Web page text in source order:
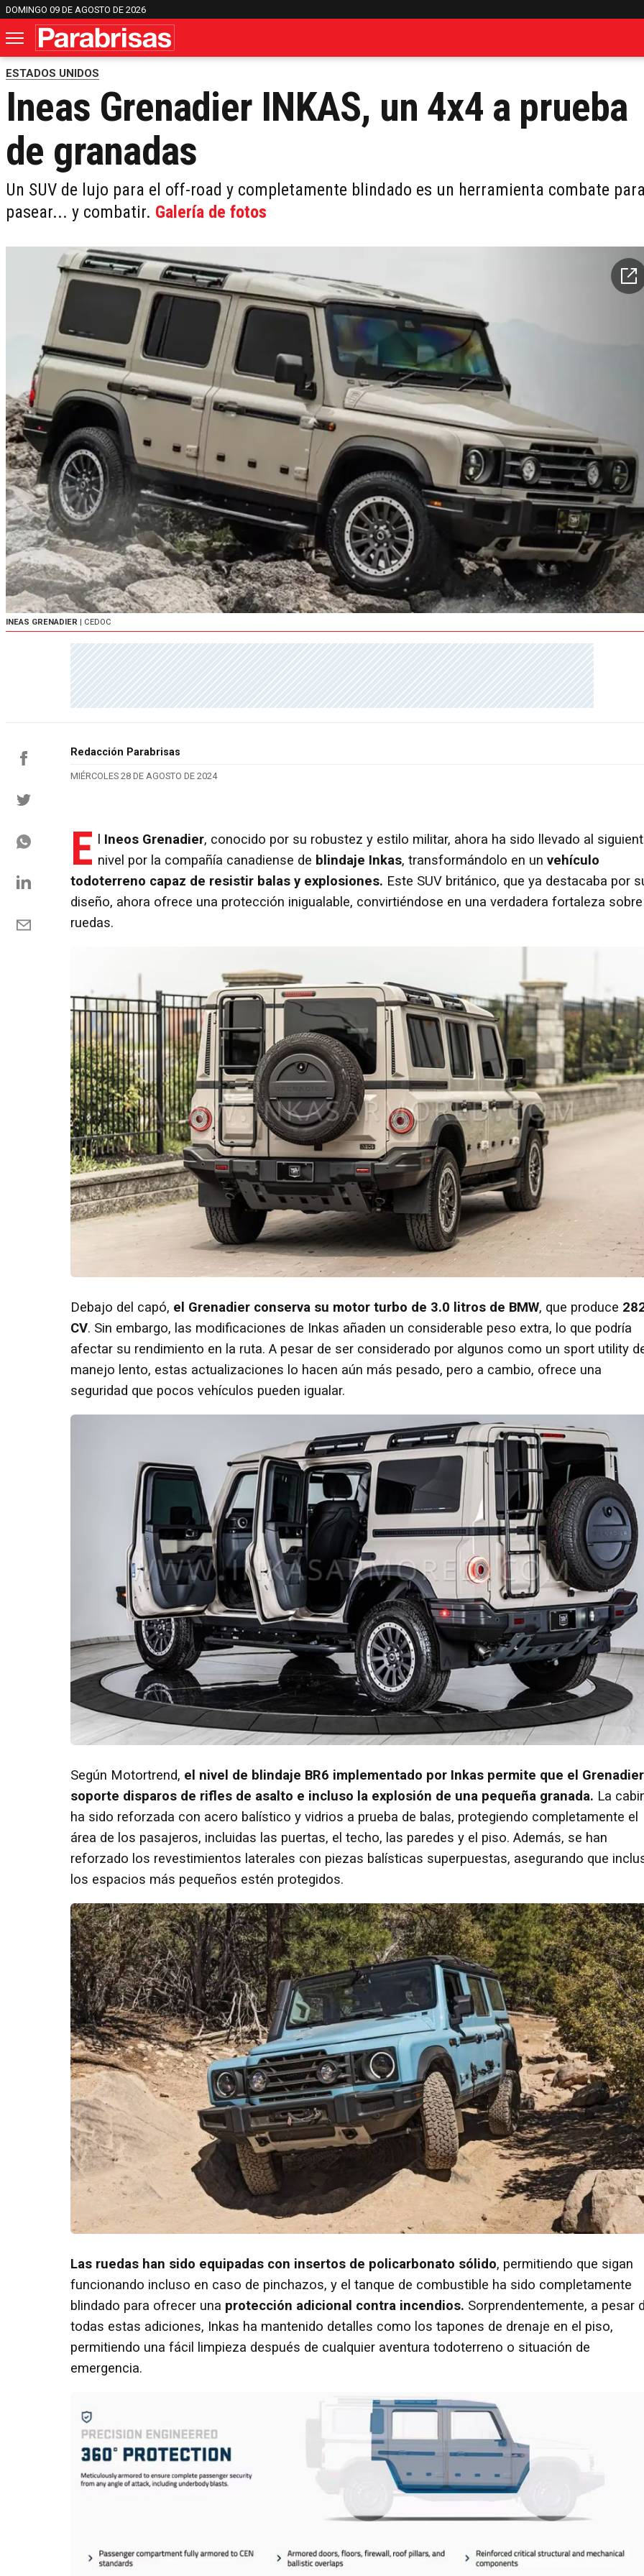
DOMINGO 09 DE AGOSTO DE 2026
ESTADOS UNIDOS
Ineas Grenadier INKAS, un 4x4 a prueba
de granadas
Un SUV de lujo para el off-road y completamente blindado es un herramienta combate
pasear... y combatir. Galería de fotos
INEAS GRENADIER | CEDOC
Redacción Parabrisas
MIÉRCOLES 28 DE AGOSTO DE 2024
E l Ineos Grenadier, conocido por su robustez y estilo militar, ahora ha sido llevado al
nivel por la compañía canadiense de blindaje Inkas, transformándolo en un vehículo
todoterreno capaz de resistir balas y explosiones. Este SUV británico, que ya destacaba por
diseño, ahora ofrece una protección inigualable, convirtiéndose en una verdadera fortaleza sobre
ruedas.
Debajo del capó, el Grenadier conserva su motor turbo de 3.0 litros de BMW, que produce
CV. Sin embargo, las modificaciones de Inkas añaden un considerable peso extra, lo que podría
afectar su rendimiento en la ruta. A pesar de ser considerado por algunos como un sport utility
manejo lento, estas actualizaciones lo hacen aún más pesado, pero a cambio, ofrece una
seguridad que pocos vehículos pueden igualar.
Según Motortrend, el nivel de blindaje BR6 implementado por Inkas permite que el Grenadier
soporte disparos de rifles de asalto e incluso la explosión de una pequeña granada. La
ha sido reforzada con acero balístico y vidrios a prueba de balas, protegiendo completamente el
área de los pasajeros, incluidas las puertas, el techo, las paredes y el piso. Además, se han
reforzado los revestimientos laterales con piezas balísticas superpuestas, asegurando que
los espacios más pequeños estén protegidos.
Las ruedas han sido equipadas con insertos de policarbonato sólido, permitiendo que sigan
funcionando incluso en caso de pinchazos, y el tanque de combustible ha sido completamente
blindado para ofrecer una protección adicional contra incendios. Sorprendentemente, a pesar
todas estas adiciones, Inkas ha mantenido detalles como los tapones de drenaje en el piso,
permitiendo una fácil limpieza después de cualquier aventura todoterreno o situación de
emergencia.